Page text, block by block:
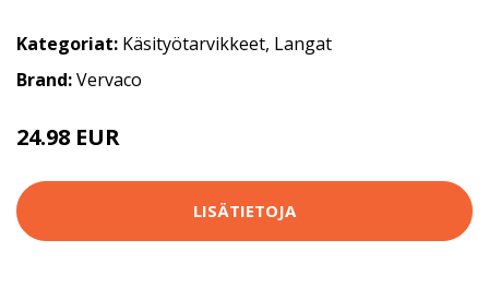
Kategoriat: Käsityötarvikkeet, Langat
Brand:Vervaco
24.98 EUR
LISÄTIETOJA